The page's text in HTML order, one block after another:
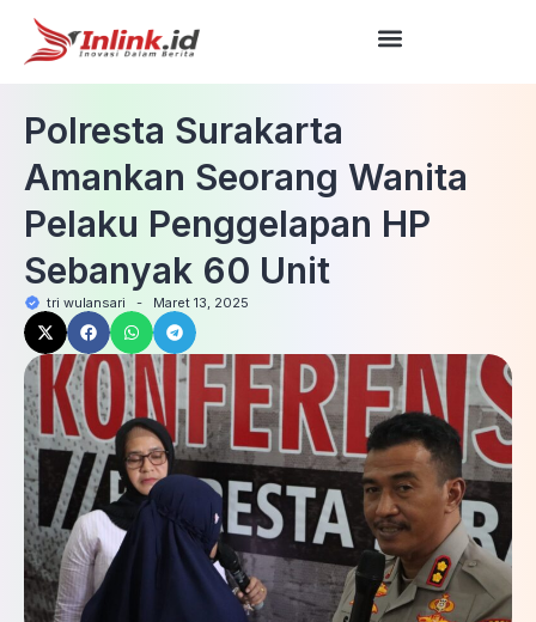
Polresta Surakarta
Amankan Seorang Wanita
Pelaku Penggelapan HP
Sebanyak 60 Unit
tri wulansari - Maret 13, 2025